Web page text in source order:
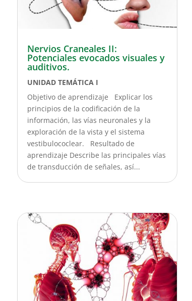
Nervios Craneales II:
Potenciales evocados visuales y
auditivos.
UNIDAD TEMÁTICA I
Objetivo de aprendizaje Explicar los
principios de la codificación de la
información, las vías neuronales y la
exploración de la vista y el sistema
vestibulococlear. Resultado de
aprendizaje Describe las principales vías
de transducción de señales, así...